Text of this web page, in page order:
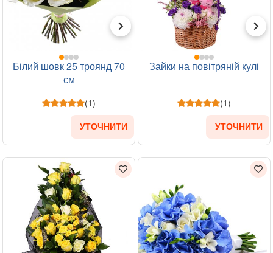
Білий шовк 25 троянд 70
см
(1)
УТОЧНИТИ
Зайки на повітряній кулі
(1)
УТОЧНИТИ